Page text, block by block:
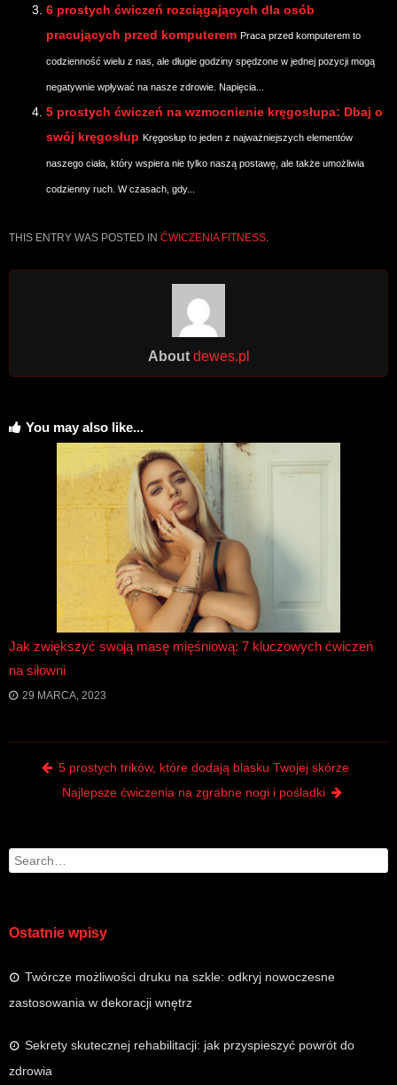
Search
Ostatnie wpisy
Twórcze możliwości druku na szkle: odkryj nowoczesne
zastosowania w dekoracji wnętrz
Sekrety skutecznej rehabilitacji: jak przyspieszyć powrót do
zdrowia
6 prostych ćwiczeń rozciągających dla osób
pracujących przed komputerem Praca przed komputerem to
codzienność wielu z nas, ale długie godziny spędzone w jednej pozycji mogą
negatywnie wpływać na nasze zdrowie. Napięcia...
5 prostych ćwiczeń na wzmocnienie kręgosłupa: Dbaj o
swój kręgosłup Kręgosłup to jeden z najważniejszych elementów
naszego ciała, który wspiera nie tylko naszą postawę, ale także umożliwia
codzienny ruch. W czasach, gdy...
THIS ENTRY WAS POSTED IN ĆWICZENIA FITNESS.
About dewes.pl
You may also like...
Jak zwiększyć swoją masę mięśniową: 7 kluczowych ćwiczeń
na siłowni
29 MARCA, 2023
Post navigation
5 prostych trików, które dodają blasku Twojej skórze
Najlepsze ćwiczenia na zgrabne nogi i pośladki